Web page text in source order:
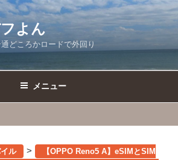
よん
どころかロードで外回り
メニュー
ル >
【OPPO Reno5 A】eSIMとSIM